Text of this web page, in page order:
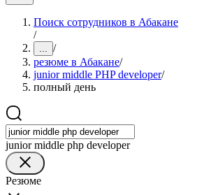
Поиск сотрудников в Абакане
/
... /
резюме в Абакане/
junior middle PHP developer/
полный день
junior middle php developer
Резюме